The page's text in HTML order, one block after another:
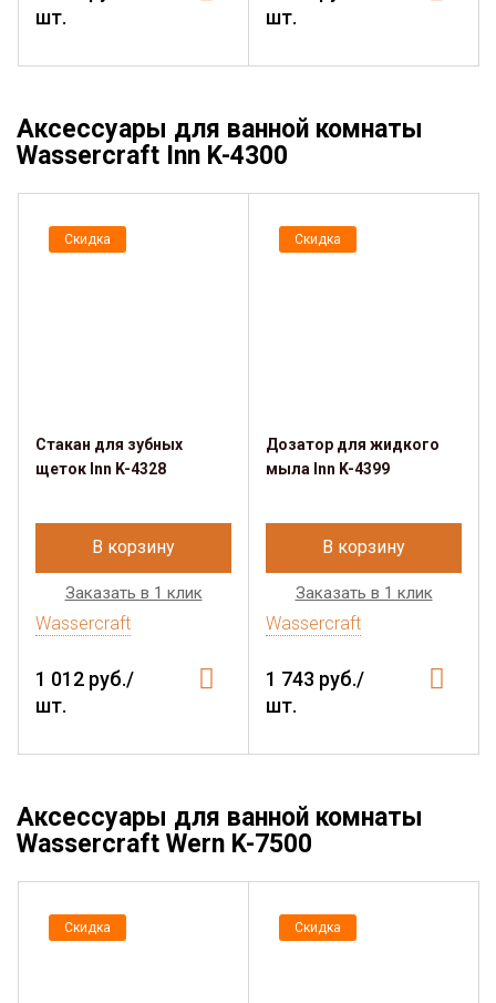
шт.
шт.
Аксессуары для ванной комнаты
Wassercraft Inn K-4300
Скидка
Стакан для зубных
щеток Inn K-4328
В корзину
Заказать в 1 клик
Wassercraft
1 012 руб./
шт.
Скидка
Дозатор для жидкого
мыла Inn K-4399
В корзину
Заказать в 1 клик
Wassercraft
1 743 руб./
шт.
Аксессуары для ванной комнаты
Wassercraft Wern K-7500
Скидка Скидка